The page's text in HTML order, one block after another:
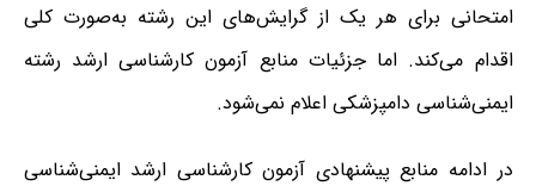
امتحانی برای هر یک از گرایش‌های این رشته به‌صورت کلی
اقدام می‌کند. اما جزئیات منابع آزمون کارشناسی ارشد رشته
ایمنی‌شناسی دامپزشکی اعلام نمی‌شود.
در ادامه منابع پیشنهادی آزمون کارشناسی ارشد ایمنی‌شناسی